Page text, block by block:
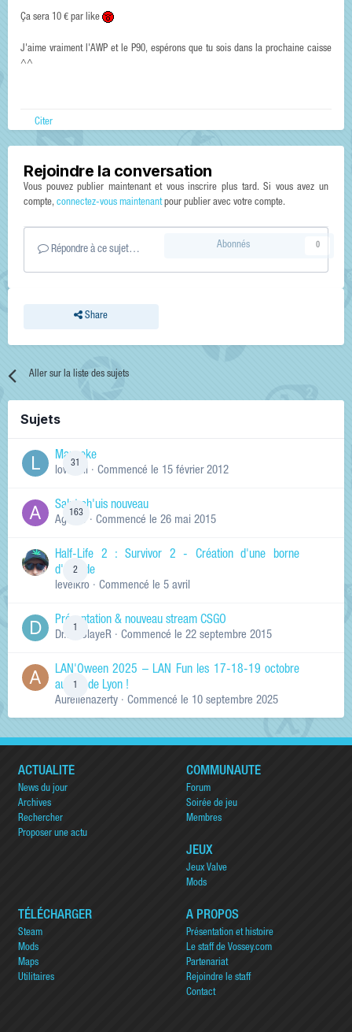
Ça sera 10 € par like
J'aime vraiment l'AWP et le P90, espérons que tu sois dans la prochaine caisse
^^
Citer
Rejoindre la conversation
Vous pouvez publier maintenant et vous inscrire plus tard. Si vous avez un
compte, connectez-vous maintenantpour publier avec votre compte.
Répondre à ce sujet…
Share
Abonnés 0
Aller sur la liste des sujets
Sujets
31
Manneke
lowskill · Commencé le 15 février 2012
163
Salut ch'uis nouveau
Ag0Nie · Commencé le 26 mai 2015
2
Half-Life 2 : Survivor 2 - Création d'une borne
d'arcade
levelkro · Commencé le 5 avril
Présentation & nouveau stream CSGO
Dr.KinSlayeR · Commencé le 22 septembre 2015
LAN'Oween 2025 – LAN Fun les 17-18-19 octobre
au sud de Lyon !
Aurelienazerty · Commencé le 10 septembre 2025
ACTUALITÉ
News du jour
Archives
Rechercher
Proposer une actu
COMMUNAUTÉ
Forum
Soirée de jeu
Membres
JEUX
Jeux Valve
Mods
TÉLÉCHARGER
Steam
Mods
Maps
Utilitaires
A PROPOS
Présentation et histoire
Le staff de Vossey.com
Partenariat
Rejoindre le staff
Contact